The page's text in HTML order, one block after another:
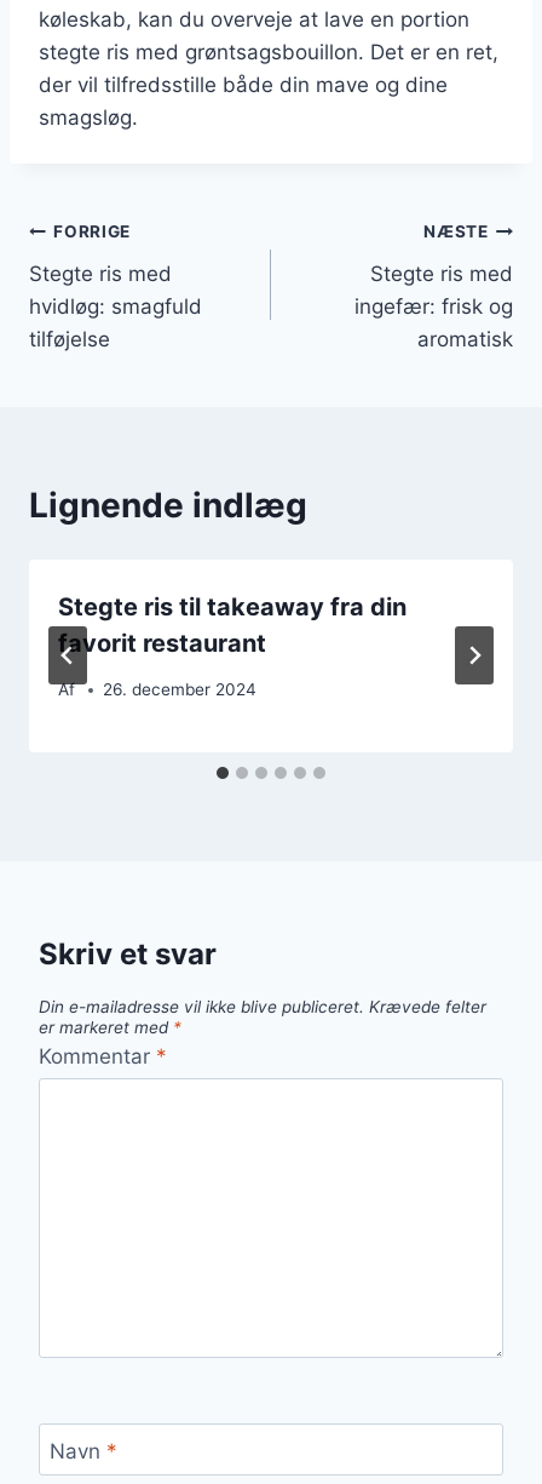
køleskab, kan du overveje at lave en portion
stegte ris med grøntsagsbouillon. Det er en ret,
der vil tilfredsstille både din mave og dine
smagsløg.
Indlægsnavigation
FORRIGE
Stegte ris med
hvidløg: smagfuld
tilføjelse
NÆSTE
Stegte ris med
ingefær: frisk og
aromatisk
Lignende indlæg
Stegte ris til takeaway fra din
favorit restaurant
Af 26. december 2024
Skriv et svar
Din e-mailadresse vil ikke blive publiceret. Krævede felter
er markeret med *
Kommentar *
Navn *